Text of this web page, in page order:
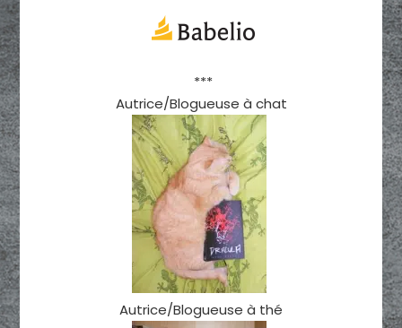
***
Autrice/Blogueuse à chat
Autrice/Blogueuse à thé